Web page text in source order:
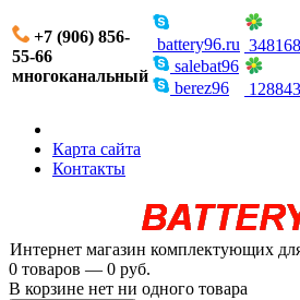
+7 (906) 856-
55-66
многоканальный
battery96.ru
salebat96
berez96
Карта сайта
Контакты
Интернет магазин комплектующих
0 товаров — 0 руб.
В корзине нет ни одного товара